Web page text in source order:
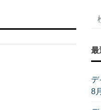
最
デ
8